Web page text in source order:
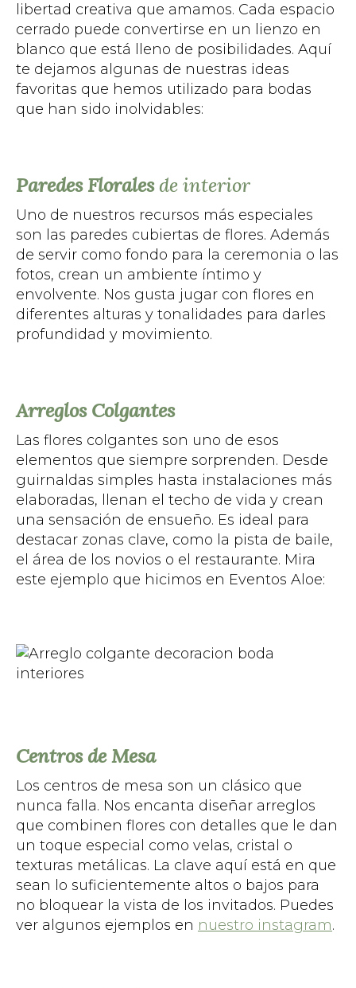
libertad creativa que amamos. Cada espacio
cerrado puede convertirse en un lienzo en
blanco que está lleno de posibilidades. Aquí
te dejamos algunas de nuestras ideas
favoritas que hemos utilizado para bodas
que han sido inolvidables:
Paredes Floralesde interior
Uno de nuestros recursos más especiales
son las paredes cubiertas de flores. Además
de servir como fondo para la ceremonia o las
fotos, crean un ambiente íntimo y
envolvente. Nos gusta jugar con flores en
diferentes alturas y tonalidades para darles
profundidad y movimiento.
Arreglos Colgantes
Las flores colgantes son uno de esos
elementos que siempre sorprenden. Desde
guirnaldas simples hasta instalaciones más
elaboradas, llenan el techo de vida y crean
una sensación de ensueño. Es ideal para
destacar zonas clave, como la pista de baile,
el área de los novios o el restaurante. Mira
este ejemplo que hicimos en Eventos Aloe:
Centros de Mesa
Los centros de mesa son un clásico que
nunca falla. Nos encanta diseñar arreglos
que combinen flores con detalles que le dan
un toque especial como velas, cristal o
texturas metálicas. La clave aquí está en que
sean lo suficientemente altos o bajos para
no bloquear la vista de los invitados. Puedes
ver algunos ejemplos en nuestro instagram.